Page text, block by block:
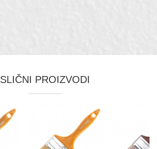
Četke za lazurne premaze i farbanje
Bež
57mm
Sintetička Delicato blend
SLIČNI PROIZVODI